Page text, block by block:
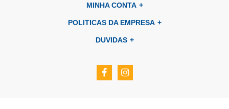
MINHA CONTA
POLITICAS DA EMPRESA
DUVIDAS